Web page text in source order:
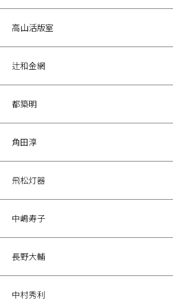
高山活版室
辻和金網
都築明
角田淳
飛松灯器
中嶋寿子
長野大輔
中村秀利